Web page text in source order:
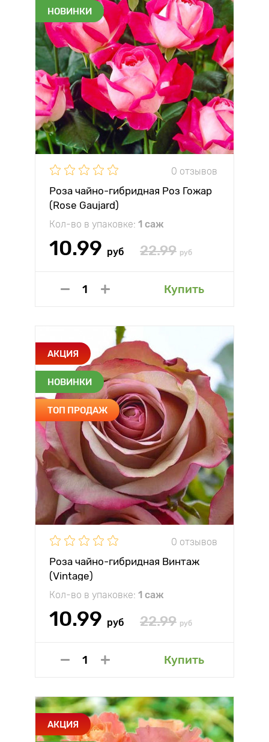
НОВИНКИ
0 отзывов
Роза чайно-гибридная Роз Гожар
(Rose Gaujard)
Кол-во в упаковке: 1 саж
10.99 руб 22.99 руб
Купить
АКЦИЯ
НОВИНКИ
ТОП ПРОДАЖ
0 отзывов
Роза чайно-гибридная Винтаж
(Vintage)
Кол-во в упаковке: 1 саж
10.99 руб 22.99 руб
Купить
АКЦИЯ